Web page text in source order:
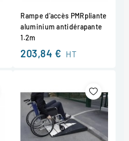
Rampe d'accès PMRpliante
aluminium antidérapante
1.2m
203,84 € HT